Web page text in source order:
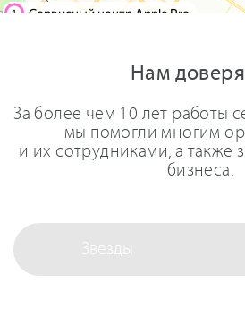
Нам
За более чем 10 лет работы
мы помогли многим
и их сотрудниками, а также
бизнеса.
Звезды